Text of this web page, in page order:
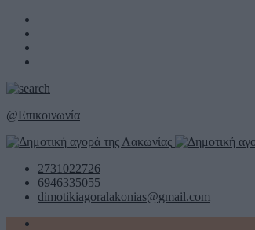
@Επικοινωνία
2731022726
6946335055
dimotikiagoralakonias@gmail.com